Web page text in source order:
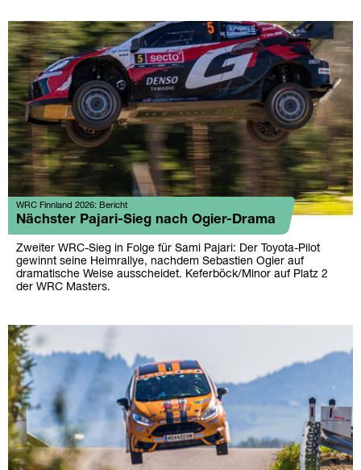
WRC Finnland 2026: Bericht
Nächster Pajari-Sieg nach Ogier-Drama
Zweiter WRC-Sieg in Folge für Sami Pajari: Der Toyota-Pilot
gewinnt seine Heimrallye, nachdem Sebastien Ogier auf
dramatische Weise ausscheidet. Keferböck/Minor auf Platz 2
der WRC Masters.